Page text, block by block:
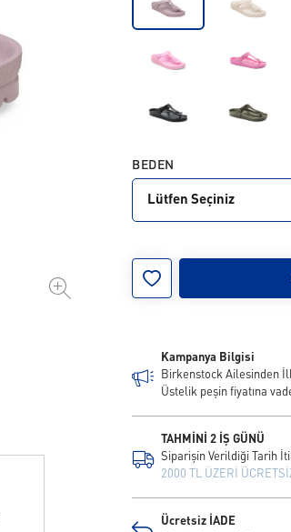
BEDEN
Lütfen Seçiniz
Kampanya Bilgisi
Birkenstock Ailesinden
Üstelik peşin fiyatına
TAHMİNİ 2 İŞ GÜNÜ
Siparişin Verildiği Tarih
2000 TL ÜZERİ
Ücretsiz İADE